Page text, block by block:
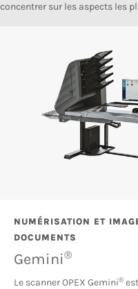
concentrer sur les aspects les
NUMÉRISATION ET
DOCUMENTS
Gemini®
Le scanner OPEX Gemini®